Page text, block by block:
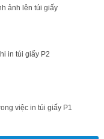
ảnh lên túi giấy
in túi giấy P2
việc in túi giấy P1